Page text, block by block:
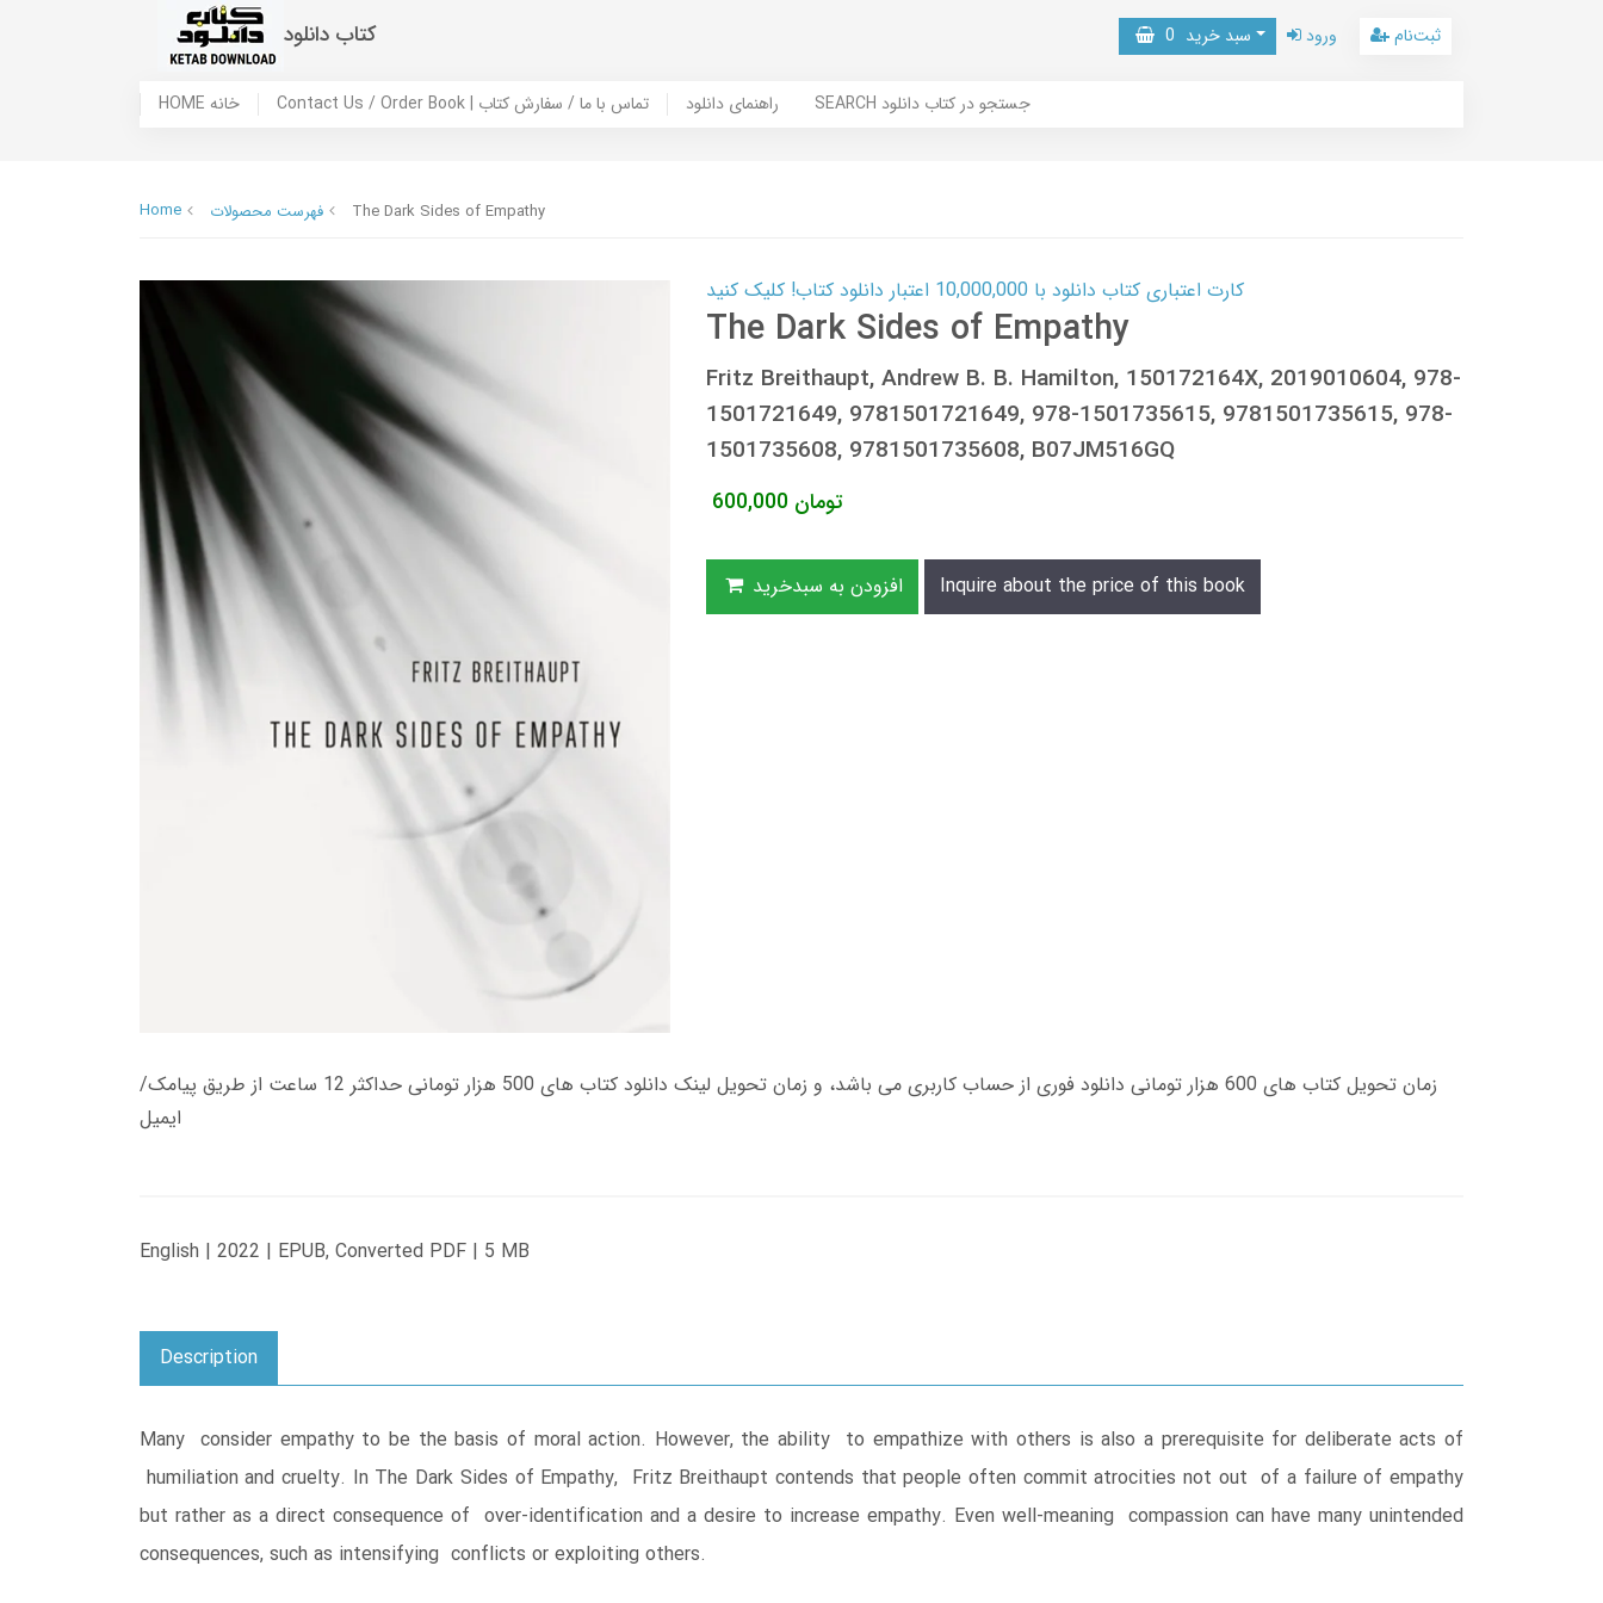
کتاب دانلود سبد خرید 0 ورود ثبت‌نام
HOME خانه Contact Us / Order Book | تماس با ما / سفارش کتاب راهنمای دانلود SEARCH جستجو در کتاب دانلود
Home فهرست محصولات The Dark Sides of Empathy
کارت اعتباری کتاب دانلود با 10,000,000 اعتبار دانلود کتاب! کلیک کنید
The Dark Sides of Empathy
Fritz Breithaupt, Andrew B. B. Hamilton, 150172164X, 2019010604, 978-
1501721649, 9781501721649, 978-1501735615, 9781501735615, 978-
1501735608, 9781501735608, B07JM516GQ
600,000 تومان
افزودن به سبدخرید Inquire about the price of this book
زمان تحویل کتاب های 600 هزار تومانی دانلود فوری از حساب کاربری می باشد، و زمان تحویل لینک دانلود کتاب های 500 هزار تومانی حداکثر 12 ساعت از طریق پیامک/
ایمیل
English | 2022 | EPUB, Converted PDF | 5 MB
Description
Many consider empathy to be the basis of moral action. However, the ability to empathize with others is also a prerequisite for deliberate acts of
humiliation and cruelty. In The Dark Sides of Empathy, Fritz Breithaupt contends that people often commit atrocities not out of a failure of empathy
but rather as a direct consequence of over-identification and a desire to increase empathy. Even well-meaning compassion can have many unintended
consequences, such as intensifying conflicts or exploiting others.